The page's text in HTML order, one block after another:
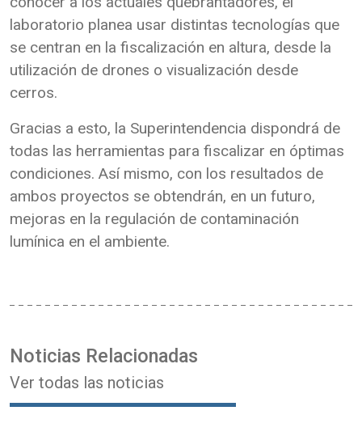
laboratorio planea usar distintas tecnologías que
se centran en la fiscalización en altura, desde la
utilización de drones o visualización desde
cerros.
Gracias a esto, la Superintendencia dispondrá de
todas las herramientas para fiscalizar en óptimas
condiciones. Así mismo, con los resultados de
ambos proyectos se obtendrán, en un futuro,
mejoras en la regulación de contaminación
lumínica en el ambiente.
Noticias Relacionadas
Ver todas las noticias